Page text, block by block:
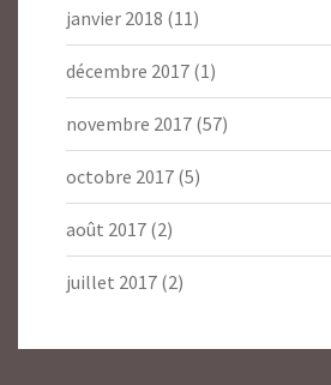
janvier 2018 (11)
décembre 2017 (1)
novembre 2017 (57)
octobre 2017 (5)
août 2017 (2)
juillet 2017 (2)